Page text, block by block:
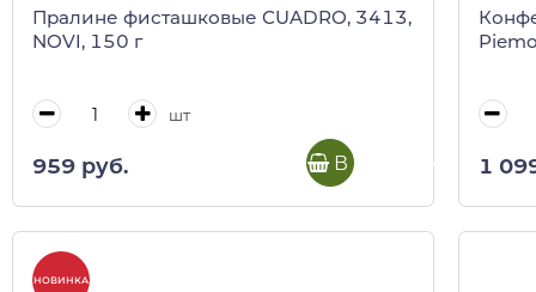
Пралине фисташковые CUADRO, 3413,
NOVI, 150 г
шт
959 руб. В корзину 1
НОВИНКА